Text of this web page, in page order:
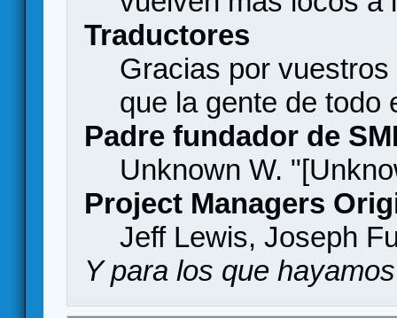
Traductores
Gracias por
que la gente de todo
Padre fundador de
Unknown W.
Project Managers
Jeff Lewis, Joseph
Y para los que